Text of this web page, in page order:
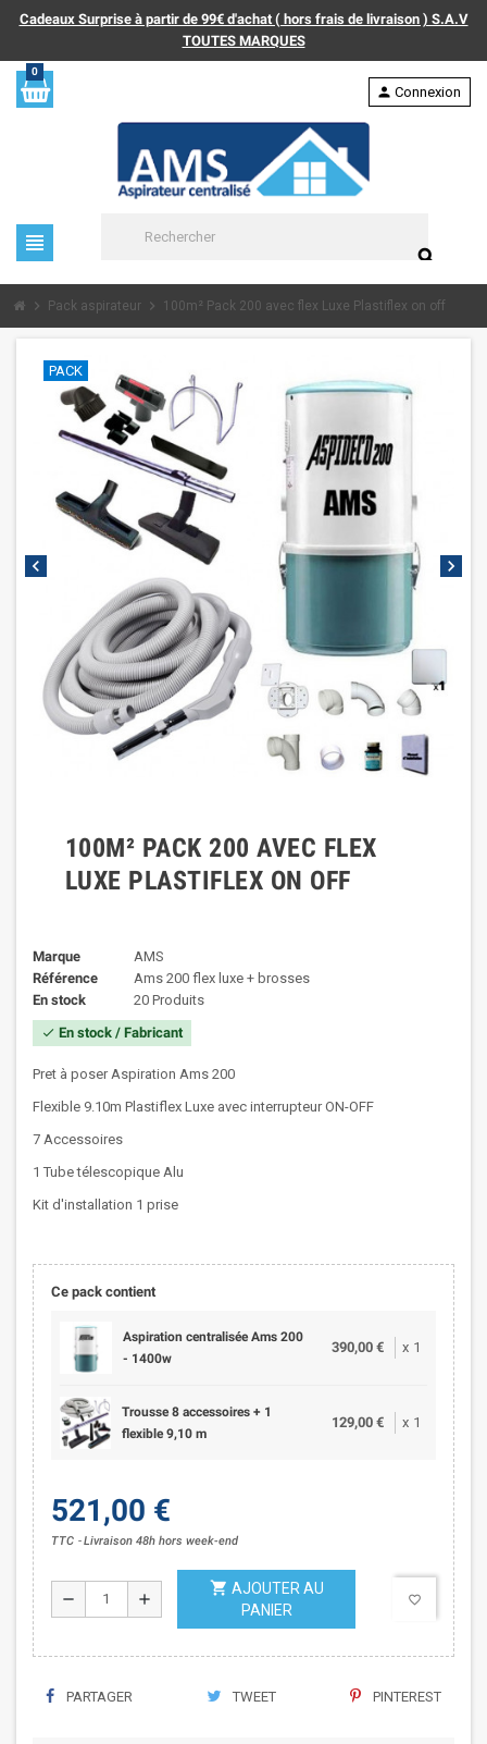
Cadeaux Surprise à partir de 99€ d'achat ( hors frais de livraison ) S.A.V
TOUTES MARQUES
0
view_headline
search
person Connexion
chevron_right Pack aspirateur chevron_right 100m² Pack 200 avec flex Luxe Plastiflex on off
chevron_left chevron_right
PACK
100M² PACK 200 AVEC FLEX
LUXE PLASTIFLEX ON OFF
Marque
AMS
Référence
Ams 200 flex luxe + brosses
En stock
20 Produits
check En stock / Fabricant
Pret à poser Aspiration Ams 200
Flexible 9.10m Plastiflex Luxe avec interrupteur ON-OFF
7 Accessoires
1 Tube télescopique Alu
Kit d'installation 1 prise
Ce pack contient
Aspiration centralisée Ams 200
- 1400w
390,00 € x 1
Trousse 8 accessoires + 1
flexible 9,10 m
129,00 € x 1
521,00 €
TTC Livraison 48h hors week-end
remove add
shopping_cart AJOUTER AU
PANIER
favorite_border
PARTAGER TWEET PINTEREST